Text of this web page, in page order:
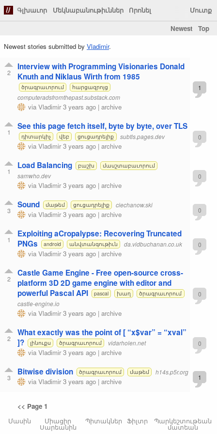
Գլխաւոր Մեկնաբանութիւններ Որոնել
Մուտք
Newest
Top
Newest stories submitted by Vladimir.
2
Interview with Programming Visionaries Donald
Knuth and Niklaus Wirth from 1985
ծրագրաւորում հարցազրոյց
computeradsfromthepast.substack.com
via Vladimir 3 years ago | archive
1
1
See this page fetch itself, byte by byte, over TLS
դիտարկիչ վեբ ցուցադրելիք subtls.pages.dev
via Vladimir 3 years ago | archive
0
1
Load Balancing բաշխ մասշտաբաւորում
samwho.dev
via Vladimir 3 years ago | archive
0
3
Sound մաթեմ ցուցադրելիք ciechanow.ski
via Vladimir 3 years ago | archive 0
1
Exploiting aCropalypse: Recovering Truncated
PNGs
android անվտանգութիւն da.vidbuchanan.co.uk
via Vladimir 3 years ago | archive
0
2
Castle Game Engine - Free open-source cross-
platform 3D 2D game engine with editor and
powerful Pascal API
pascal խաղ ծրագրաւորում
castle-engine.io
via Vladimir 3 years ago | archive
0
2
What exactly was the point of [ “x$var” = “xval”
]?
լինուքս ծրագրաւորում vidarholen.net
via Vladimir 3 years ago | archive
0
3
Bitwise division ծրագրաւորում մաթեմ h14s.p5r.org
via Vladimir 3 years ago | archive 1
<< Page 1
Մասին
Միացիր
Սարեանին
Պիտակներ Ֆիլտր Պարկեշտութեան
մատեան